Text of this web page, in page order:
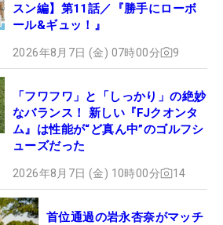
スン編】第11話／『勝手にローボ
ール&ギュッ！』
2026年8月7日 (金) 07時00分 9
「フワフワ」と「しっかり」の絶妙
なバランス！ 新しい『FJクオンタ
ム』は性能が“ど真ん中”のゴルフシ
ューズだった
2026年8月7日 (金) 10時00分 14
首位通過の岩永杏奈がマッチ